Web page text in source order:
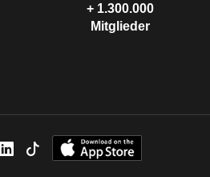
+ 1.300.000
Mitglieder